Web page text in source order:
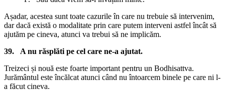
Așadar, acestea sunt toate cazurile în care nu trebuie să intervenim,
dar dacă există o modalitate prin care putem interveni astfel încât să
ajutăm pe cineva, atunci va trebui să ne implicăm.
39. A nu răsplăti pe cel care ne-a ajutat.
Treizeci și nouă este foarte important pentru un Bodhisattva.
Jurământul este încălcat atunci când nu întoarcem binele pe care ni l-
a făcut cineva.